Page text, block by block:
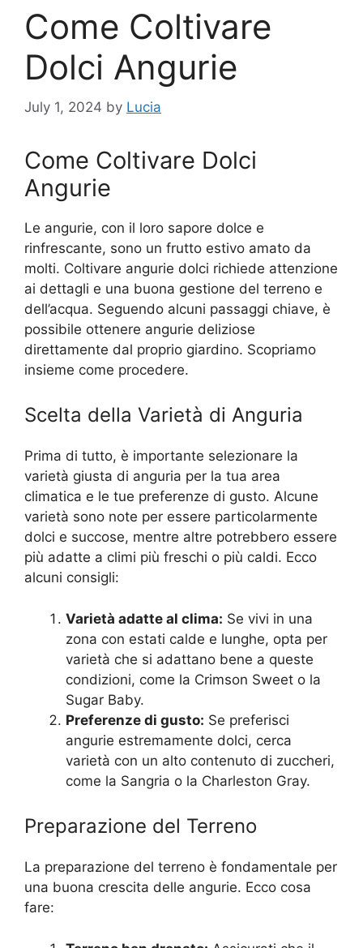
Come Coltivare
Dolci Angurie
July 1, 2024 by Lucia
Come Coltivare Dolci
Angurie
Le angurie, con il loro sapore dolce e
rinfrescante, sono un frutto estivo amato da
molti. Coltivare angurie dolci richiede attenzione
ai dettagli e una buona gestione del terreno e
dell’acqua. Seguendo alcuni passaggi chiave, è
possibile ottenere angurie deliziose
direttamente dal proprio giardino. Scopriamo
insieme come procedere.
Scelta della Varietà di Anguria
Prima di tutto, è importante selezionare la
varietà giusta di anguria per la tua area
climatica e le tue preferenze di gusto. Alcune
varietà sono note per essere particolarmente
dolci e succose, mentre altre potrebbero essere
più adatte a climi più freschi o più caldi. Ecco
alcuni consigli:
Varietà adatte al clima: Se vivi in ​​una
zona con estati calde e lunghe, opta per
varietà che si adattano bene a queste
condizioni, come la Crimson Sweet o la
Sugar Baby.
Preferenze di gusto: Se preferisci
angurie estremamente dolci, cerca
varietà con un alto contenuto di zuccheri,
come la Sangria o la Charleston Gray.
Preparazione del Terreno
La preparazione del terreno è fondamentale per
una buona crescita delle angurie. Ecco cosa
fare: